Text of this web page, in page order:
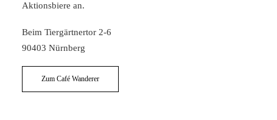
Aktionsbiere an.
Beim Tiergärtnertor 2-6
90403 Nürnberg
Zum Café Wanderer